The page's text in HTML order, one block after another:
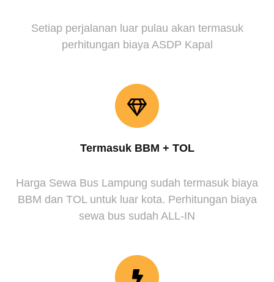
Setiap perjalanan luar pulau akan termasuk
perhitungan biaya ASDP Kapal
Termasuk BBM + TOL
Harga Sewa Bus Lampung sudah termasuk biaya
BBM dan TOL untuk luar kota. Perhitungan biaya
sewa bus sudah ALL-IN